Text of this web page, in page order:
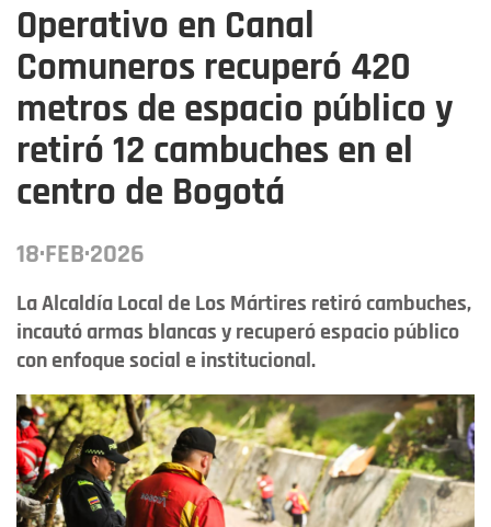
Operativo en Canal
Comuneros recuperó 420
metros de espacio público y
retiró 12 cambuches en el
centro de Bogotá
18·FEB·2026
La Alcaldía Local de Los Mártires retiró cambuches,
incautó armas blancas y recuperó espacio público
con enfoque social e institucional.